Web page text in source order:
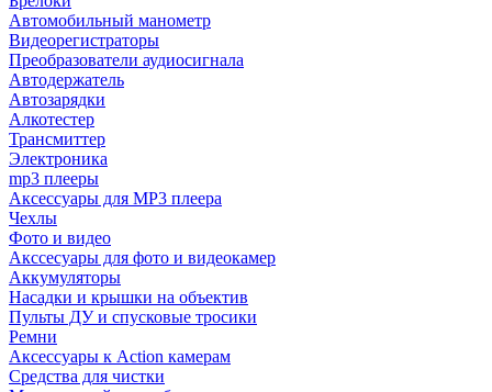
Автомобильный манометр
Видеорегистраторы
Преобразователи аудиосигнала
Автодержатель
Автозарядки
Алкотестер
Трансмиттер
Электроника
mp3 плееры
Аксессуары для MP3 плеера
Чехлы
Фото и видео
Акссесуары для фото и видеокамер
Аккумуляторы
Насадки и крышки на объектив
Пульты ДУ и спусковые тросики
Ремни
Аксессуары к Action камерам
Средства для чистки